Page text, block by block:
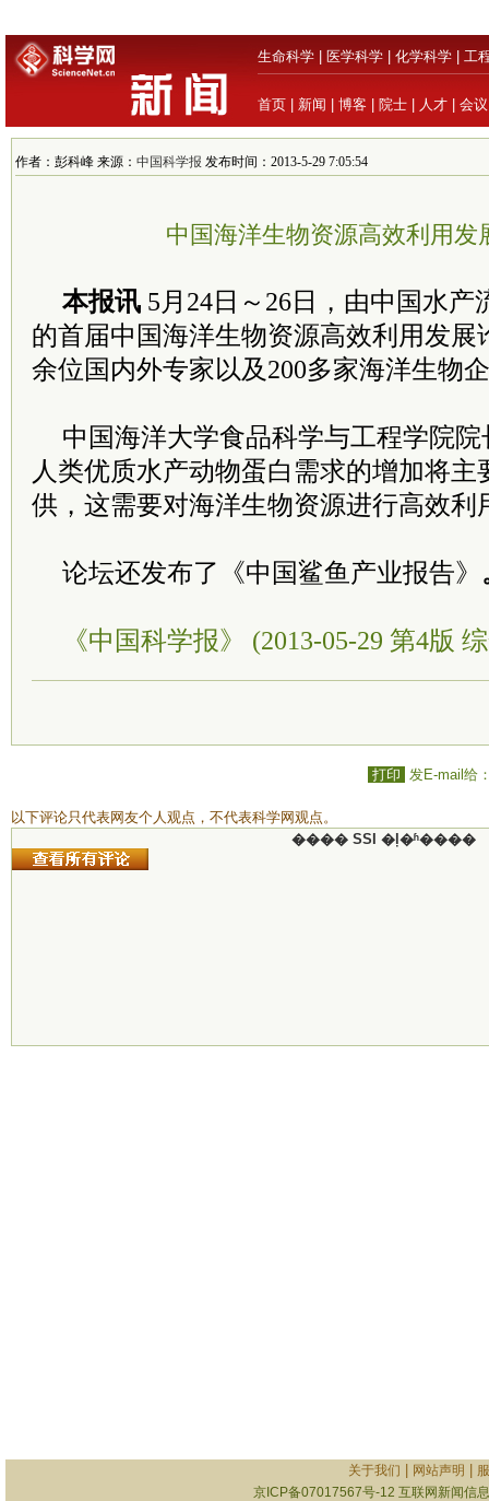
生命科学 医学科学 化学科学 工
首页 新闻 博客 院士 人才 会议
作者：彭科峰 来源： 中国科学报 发布时间：2013-5-29 7:05:54
中国海洋生物资源高效利用发
本报讯 5月24日～26日，由中国水产
的首届中国海洋生物资源高效利用发展
余位国内外专家以及200多家海洋生物
中国海洋大学食品科学与工程学院
人类优质水产动物蛋白需求的增加将主
供，这需要对海洋生物资源进行高效利
论坛还发布了《中国鲨鱼产业报告》
《中国科学报》 (2013-05-29 第4版
打印 发E-mail给
以下评论只代表网友个人观点，不代表科学网观点。
���� SSI �ļ�ʱ����
关于我们 网站声明
京ICP备07017567号-12 互联网新闻信